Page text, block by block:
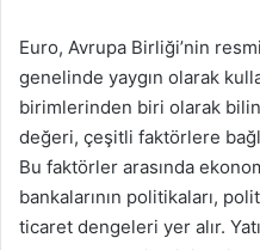
Euro, Avrupa Birliği’nin
genelinde yaygın olarak
birimlerinden biri olarak
değeri, çeşitli faktörlere
Bu faktörler arasında
bankalarının politikaları,
ticaret dengeleri yer alır.